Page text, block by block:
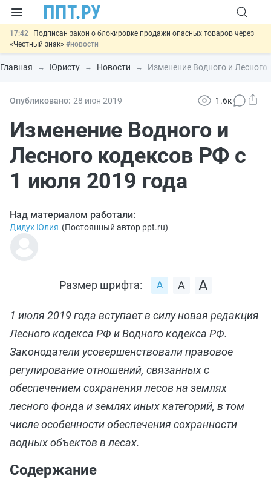
17:42
Подписан закон о блокировке продажи опасных товаров через
«Честный знак» #новости
17:17 Дистанционную работу беременных пропишут в ТК РФ#новости
15:25 Изменят правила контроля за подрядчиками ИЖС с эскроу-
11:31
Разработают единые критерии трудовых и ГПХ-
отношений #новости
Главная Юристу Новости Изменение Водного и
Опубликовано: 28 июн 2019 1.6к
Изменение Водного и
Лесного кодексов РФ с
1 июля 2019 года
Над материалом работали:
Дидух Юлия (Постоянный автор ppt.ru)
Размер шрифта:
1 июля 2019 года вступает в силу новая редакция
Лесного кодекса РФ и Водного кодекса РФ.
Законодатели усовершенствовали правовое
регулирование отношений, связанных с
обеспечением сохранения лесов на землях
лесного фонда и землях иных категорий, в том
числе особенности обеспечения сохранности
водных объектов в лесах.
Содержание